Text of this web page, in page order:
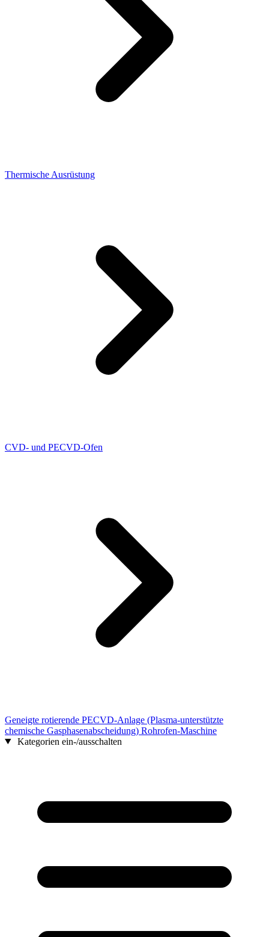
Thermische Ausrüstung
CVD- und PECVD-Ofen
Geneigte rotierende PECVD-Anlage (Plasma-unterstützte
chemische Gasphasenabscheidung) Rohrofen-Maschine
Kategorien ein-/ausschalten